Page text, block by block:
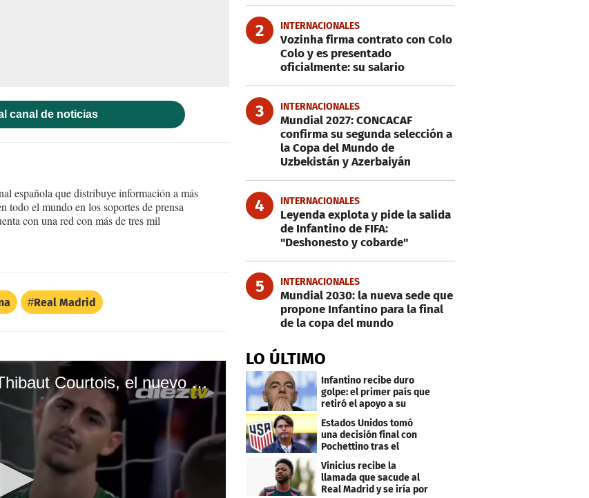
canal de noticias
española que distribuye información a más
todo el mundo en los soportes de prensa
con una red con más de tres mil
Real Madrid
Las mejores atajadas de Thibaut Courtois, el nuevo arquero del Real Madrid
2 INTERNACIONALES
Vozinha firma contrato con Colo
Colo y es presentado
oficialmente: su salario
3 INTERNACIONALES
Mundial 2027: CONCACAF
confirma su segunda selección a
la Copa del Mundo de
Uzbekistán y Azerbaiyán
4 INTERNACIONALES
Leyenda explota y pide la salida
de Infantino de FIFA:
"Deshonesto y cobarde"
5 INTERNACIONALES
Mundial 2030: la nueva sede que
propone Infantino para la final
de la copa del mundo
LO ÚLTIMO
Infantino recibe duro
golpe: el primer país que
retiró el apoyo a su
Estados Unidos tomó
una decisión final con
Pochettino tras el
Mundial
Vinicius recibe la
llamada que sacude al
Real Madrid y se iría por